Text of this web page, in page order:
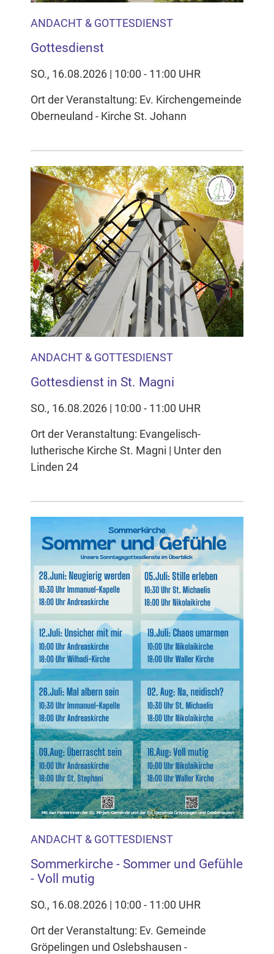
ANDACHT & GOTTESDIENST
Gottesdienst
SO., 16.08.2026 | 10:00 - 11:00 UHR
Ort der Veranstaltung: Ev. Kirchengemeinde
Oberneuland - Kirche St. Johann
ANDACHT & GOTTESDIENST
Gottesdienst in St. Magni
SO., 16.08.2026 | 10:00 - 11:00 UHR
Ort der Veranstaltung: Evangelisch-
lutherische Kirche St. Magni | Unter den
Linden 24
ANDACHT & GOTTESDIENST
Sommerkirche - Sommer und Gefühle
- Voll mutig
SO., 16.08.2026 | 10:00 - 11:00 UHR
Ort der Veranstaltung: Ev. Gemeinde
Gröpelingen und Oslebshausen -